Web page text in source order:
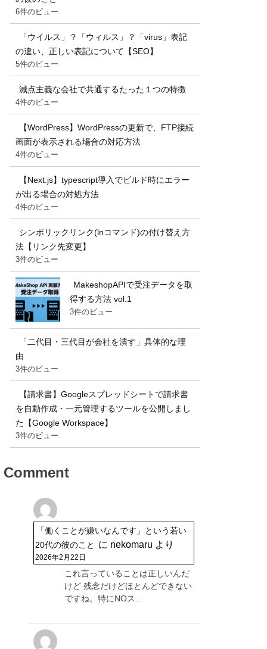
6件のビュー
「ウイルス」？「ウィルス」？「virus」表記
の違い、正しい表記について【SEO】
5件のビュー
減点主義な会社で共通するたった１つの特徴
4件のビュー
【WordPress】WordPressの更新で、FTP接続
画面が表示される場合の対応方法
4件のビュー
【Next.js】typescript導入でビルド時にエラー
が出る場合の対処方法
4件のビュー
シンボリックリンク(lnコマンド)の付け替え方
法【リンク先変更】
3件のビュー
MakeshopAPIで受注データを取
得する方法 vol.1
3件のビュー
「二代目・三代目が会社を潰す」具体的な理
由
3件のビュー
【請求書】Googleスプレッドシートで請求書
を自動作成・一元管理するツールを公開しまし
た【Google Workspace】
3件のビュー
Comment
「働くことが嫌いなんです」という若い
20代の彼のこと
に nekomaru より
2026年2月22日
これ言っていることは正しいんだ
けど 残念だけどほとんどできない
ですね。特にNOス…